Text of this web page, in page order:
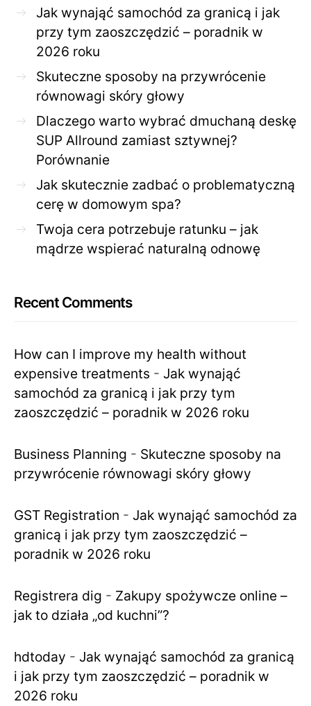
Jak wynająć samochód za granicą i jak
przy tym zaoszczędzić – poradnik w
2026 roku
Skuteczne sposoby na przywrócenie
równowagi skóry głowy
Dlaczego warto wybrać dmuchaną deskę
SUP Allround zamiast sztywnej?
Porównanie
Jak skutecznie zadbać o problematyczną
cerę w domowym spa?
Twoja cera potrzebuje ratunku – jak
mądrze wspierać naturalną odnowę
Recent Comments
How can I improve my health without
expensive treatments - Jak wynająć
samochód za granicą i jak przy tym
zaoszczędzić – poradnik w 2026 roku
Business Planning - Skuteczne sposoby na
przywrócenie równowagi skóry głowy
GST Registration - Jak wynająć samochód za
granicą i jak przy tym zaoszczędzić –
poradnik w 2026 roku
Registrera dig - Zakupy spożywcze online –
jak to działa „od kuchni”?
hdtoday - Jak wynająć samochód za granicą
i jak przy tym zaoszczędzić – poradnik w
2026 roku